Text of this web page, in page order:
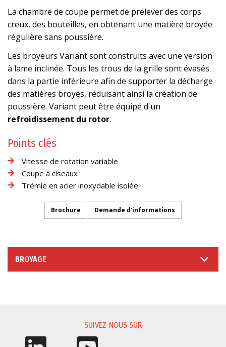
La chambre de coupe permet de prélever des corps
creux, des bouteilles, en obtenant une matière broyée
régulière sans poussière.
Les broyeurs Variant sont construits avec une version
à lame inclinée. Tous les trous de la grille sont évasés
dans la partie inférieure afin de supporter la décharge
des matières broyés, réduisant ainsi la création de
poussière. Variant peut être équipé d'un
refroidissement du rotor.
Points clés
Vitesse de rotation variable
Coupe à ciseaux
Trémie en acier inoxydable isolée
Brochure Demande d'informations
BROYAGE
SUIVEZ-NOUS SUR